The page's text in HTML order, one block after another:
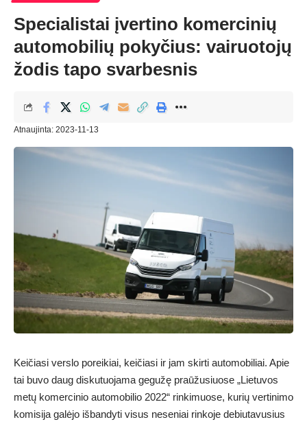
Specialistai įvertino komercinių
automobilių pokyčius: vairuotojų
žodis tapo svarbesnis
Atnaujinta: 2023-11-13
Keičiasi verslo poreikiai, keičiasi ir jam skirti automobiliai. Apie
tai buvo daug diskutuojama gegužę praūžusiuose „Lietuvos
metų komercinio automobilio 2022“ rinkimuose, kurių vertinimo
komisija galėjo išbandyti visus neseniai rinkoje debiutavusius